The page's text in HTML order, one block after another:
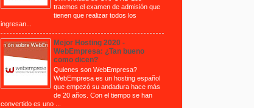
traemos el examen de admisión que
tienen que realizar todos los
ingresan...
Mejor Hosting 2020 -
WebEmpresa: ¿Tan bueno
como dicen?
Quienes son WebEmpresa?
WebEmpresa es un hosting español
que empezó su andadura hace más
de 20 años. Con el tiempo se han
convertido es uno ...